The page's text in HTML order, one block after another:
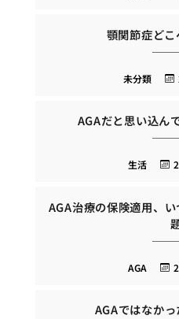
顎関節症ど
未分類
AGAだと思い込ん
生活
AGA治療の保険適用、
AGA
AGAではなか